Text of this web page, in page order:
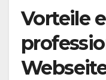
Vorteile